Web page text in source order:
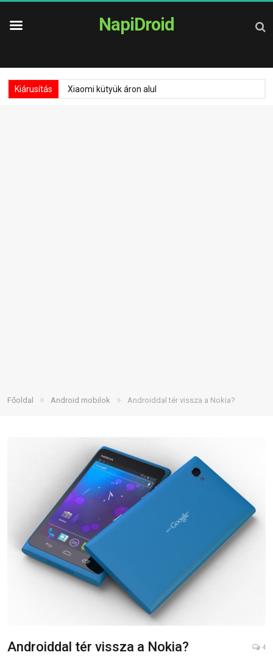
NapiDroid
Kiárusítás Xiaomi kütyük áron alul
Főoldal » Android mobilok » Androiddal tér vissza a Nokia?
Androiddal tér vissza a Nokia? 4